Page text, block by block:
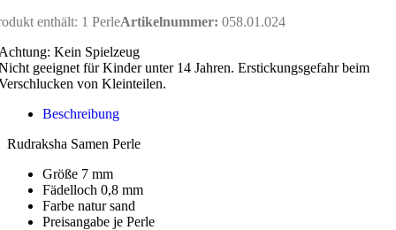
enthält: 1 PerleArtikelnummer: 058.01.024
Kein Spielzeug
geeignet für Kinder unter 14 Jahren. Erstickungsgefahr beim
von Kleinteilen.
Beschreibung
Rudraksha Samen Perle
Größe 7 mm
Fädelloch 0,8 mm
Farbe natur sand
Preisangabe je Perle